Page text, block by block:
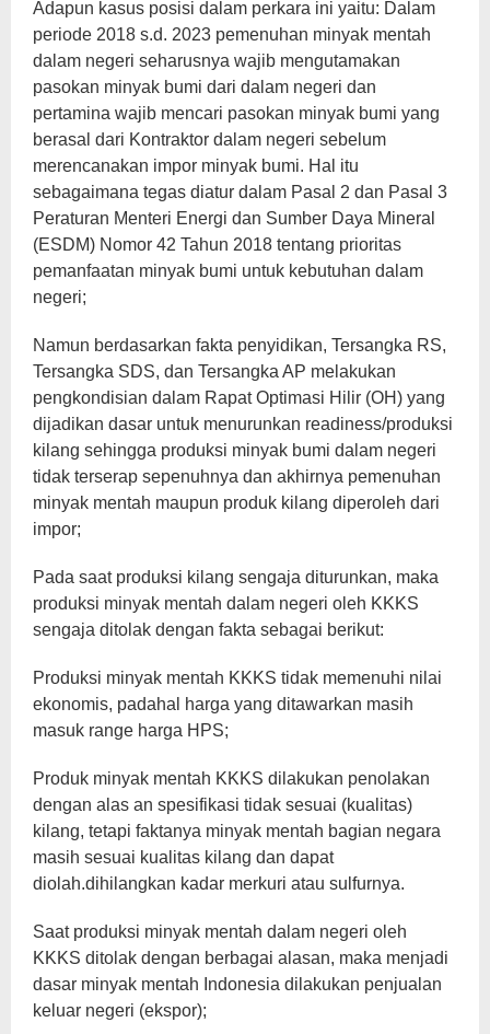
Adapun kasus posisi dalam perkara ini yaitu: Dalam
periode 2018 s.d. 2023 pemenuhan minyak mentah
dalam negeri seharusnya wajib mengutamakan
pasokan minyak bumi dari dalam negeri dan
pertamina wajib mencari pasokan minyak bumi yang
berasal dari Kontraktor dalam negeri sebelum
merencanakan impor minyak bumi. Hal itu
sebagaimana tegas diatur dalam Pasal 2 dan Pasal 3
Peraturan Menteri Energi dan Sumber Daya Mineral
(ESDM) Nomor 42 Tahun 2018 tentang prioritas
pemanfaatan minyak bumi untuk kebutuhan dalam
negeri;
Namun berdasarkan fakta penyidikan, Tersangka RS,
Tersangka SDS, dan Tersangka AP melakukan
pengkondisian dalam Rapat Optimasi Hilir (OH) yang
dijadikan dasar untuk menurunkan readiness/produksi
kilang sehingga produksi minyak bumi dalam negeri
tidak terserap sepenuhnya dan akhirnya pemenuhan
minyak mentah maupun produk kilang diperoleh dari
impor;
Pada saat produksi kilang sengaja diturunkan, maka
produksi minyak mentah dalam negeri oleh KKKS
sengaja ditolak dengan fakta sebagai berikut:
Produksi minyak mentah KKKS tidak memenuhi nilai
ekonomis, padahal harga yang ditawarkan masih
masuk range harga HPS;
Produk minyak mentah KKKS dilakukan penolakan
dengan alas an spesifikasi tidak sesuai (kualitas)
kilang, tetapi faktanya minyak mentah bagian negara
masih sesuai kualitas kilang dan dapat
diolah.dihilangkan kadar merkuri atau sulfurnya.
Saat produksi minyak mentah dalam negeri oleh
KKKS ditolak dengan berbagai alasan, maka menjadi
dasar minyak mentah Indonesia dilakukan penjualan
keluar negeri (ekspor);